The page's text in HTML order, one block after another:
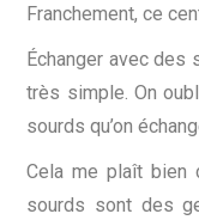
Franchement, ce
Échanger avec des
très simple. On
sourds qu’on
Cela me plaît bien
sourds sont des